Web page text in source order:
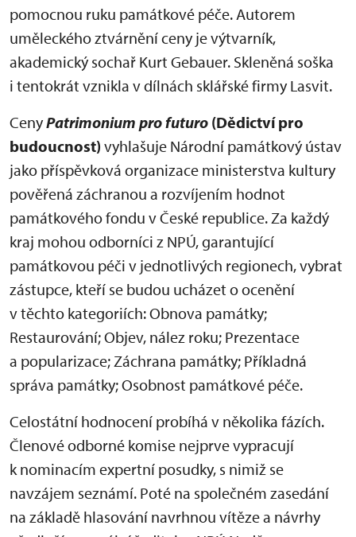
pomocnou ruku památkové péče. Autorem
uměleckého ztvárnění ceny je výtvarník,
akademický sochař Kurt Gebauer. Skleněná soška
i tentokrát vznikla v dílnách sklářské firmy Lasvit.
CenyPatrimonium pro futuro (Dědictví pro
budoucnost) vyhlašuje Národní památkový ústav
jako příspěvková organizace ministerstva kultury
pověřená záchranou a rozvíjením hodnot
památkového fondu v České republice. Za každý
kraj mohou odborníci z NPÚ, garantující
památkovou péči v jednotlivých regionech, vybrat
zástupce, kteří se budou ucházet o ocenění
v těchto kategoriích: Obnova památky;
Restaurování; Objev, nález roku; Prezentace
a popularizace; Záchrana památky; Příkladná
správa památky; Osobnost památkové péče.
Celostátní hodnocení probíhá v několika fázích.
Členové odborné komise nejprve vypracují
k nominacím expertní posudky, s nimiž se
navzájem seznámí. Poté na společném zasedání
na základě hlasování navrhnou vítěze a návrhy